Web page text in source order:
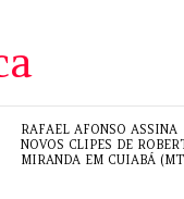
RAFAEL AFONSO ASSINA
NOVOS CLIPES DE
MIRANDA EM CUIABÁ